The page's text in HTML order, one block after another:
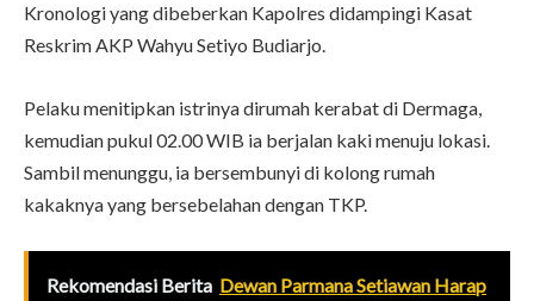
Kronologi yang dibeberkan Kapolres didampingi Kasat
Reskrim AKP Wahyu Setiyo Budiarjo.
Pelaku menitipkan istrinya dirumah kerabat di Dermaga,
kemudian pukul 02.00 WIB ia berjalan kaki menuju lokasi.
Sambil menunggu, ia bersembunyi di kolong rumah
kakaknya yang bersebelahan dengan TKP.
Rekomendasi Berita Dewan Parmana Setiawan Harap